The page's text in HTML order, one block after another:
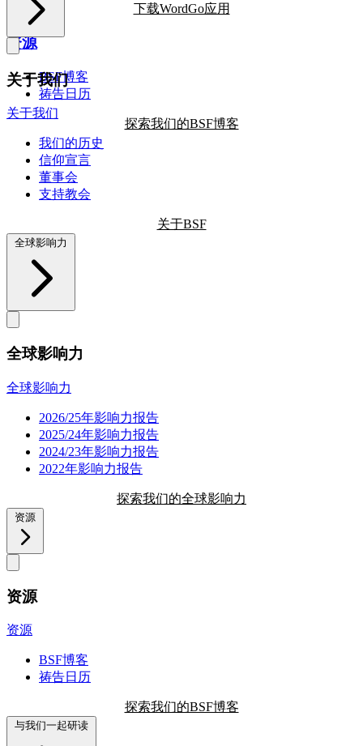
下载WordGo应用
资源
BSF博客
祷告日历
探索我们的BSF博客
关于我们
关于我们
我们的历史
信仰宣言
董事会
支持教会
关于BSF
全球影响力
全球影响力
全球影响力
2026/25年影响力报告
2025/24年影响力报告
2024/23年影响力报告
2022年影响力报告
探索我们的全球影响力
资源
资源
资源
BSF博客
祷告日历
探索我们的BSF博客
与我们一起研读